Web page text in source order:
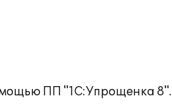
ПП "1С:Упрощенка 8".